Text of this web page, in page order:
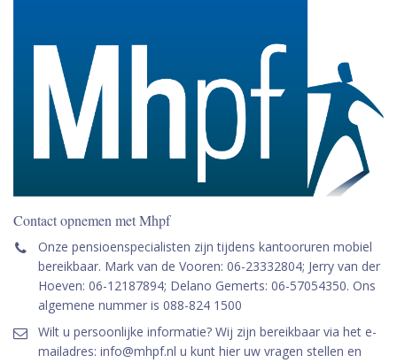
Contact opnemen met Mhpf
Onze pensioenspecialisten zijn tijdens kantooruren mobiel
bereikbaar. Mark van de Vooren: 06-23332804; Jerry van der
Hoeven: 06-12187894; Delano Gemerts: 06-57054350. Ons
algemene nummer is 088-824 1500
Wilt u persoonlijke informatie? Wij zijn bereikbaar via het e-
mailadres: info@mhpf.nl u kunt hier uw vragen stellen en